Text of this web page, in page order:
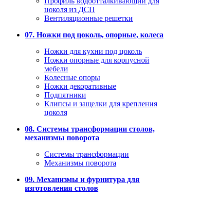
цоколя из ДСП
Вентиляционные решетки
07. Ножки под цоколь, опорные, колеса
Ножки для кухни под цоколь
Ножки опорные для корпусной
мебели
Колесные опоры
Ножки декоративные
Подпятники
Клипсы и защелки для крепления
цоколя
08. Системы трансформации столов,
механизмы поворота
Системы трансформации
Механизмы поворота
09. Механизмы и фурнитура для
изготовления столов